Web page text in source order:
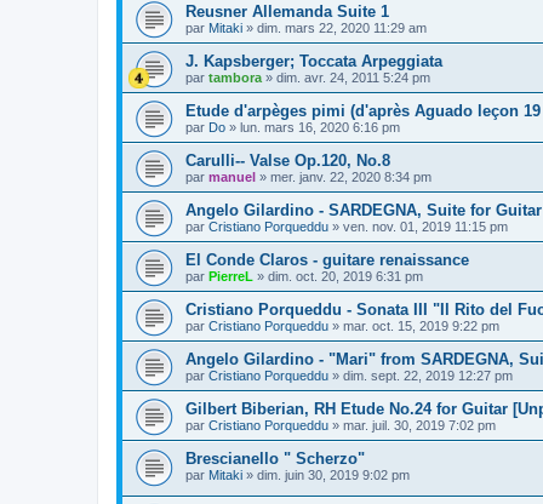
Reusner Allemanda Suite 1
par Mitaki » dim. mars 22, 2020 11:29 am
J. Kapsberger; Toccata Arpeggiata
par tambora » dim. avr. 24, 2011 5:24 pm
Etude d'arpèges pimi (d'après Aguado leçon
par Do » lun. mars 16, 2020 6:16 pm
Carulli-- Valse Op.120, No.8
par manuel » mer. janv. 22, 2020 8:34 pm
Angelo Gilardino - SARDEGNA, Suite for Guitar
par Cristiano Porqueddu » ven. nov. 01, 2019 11:15 pm
El Conde Claros - guitare renaissance
par PierreL » dim. oct. 20, 2019 6:31 pm
Cristiano Porqueddu - Sonata III "Il Rito del
par Cristiano Porqueddu » mar. oct. 15, 2019 9:22 pm
Angelo Gilardino - "Mari" from SARDEGNA,
par Cristiano Porqueddu » dim. sept. 22, 2019 12:27 pm
Gilbert Biberian, RH Etude No.24 for Guitar
par Cristiano Porqueddu » mar. juil. 30, 2019 7:02 pm
Brescianello " Scherzo"
par Mitaki » dim. juin 30, 2019 9:02 pm